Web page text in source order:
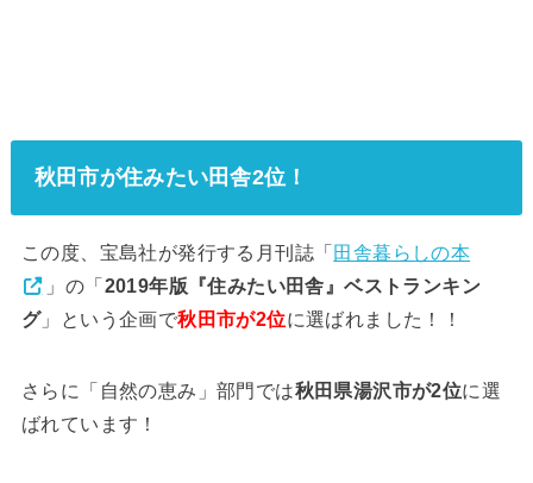
秋田市が住みたい田舎2位！
この度、宝島社が発行する月刊誌「 田舎暮らしの本
」の「 2019年版『住みたい田舎』ベストランキン
グ」という企画で秋田市が2位に選ばれました！！
さらに「自然の恵み」部門では秋田県湯沢市が2位に選
ばれています！